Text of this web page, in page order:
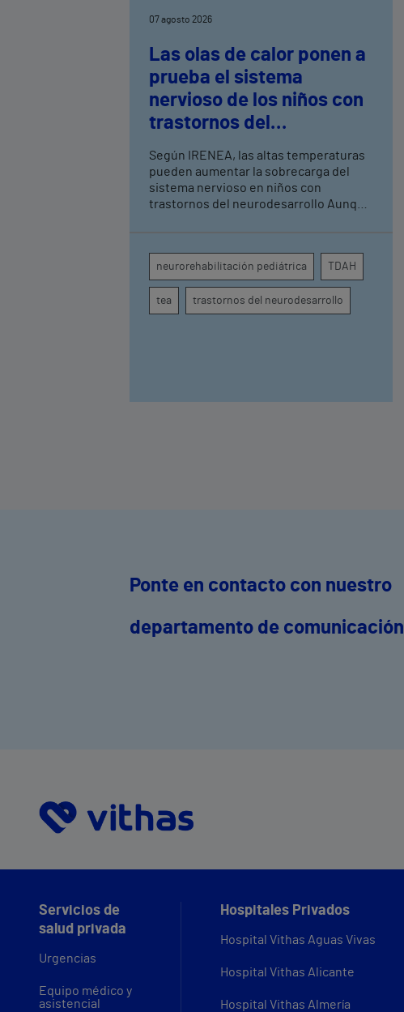
07 agosto 2026
Las olas de calor ponen a
prueba el sistema
nervioso de los niños con
trastornos del
neurodesarrollo, según
expertos en
neurorrehabilitación
pediátrica de Vithas
Según IRENEA, las altas temperaturas
pueden aumentar la sobrecarga del
sistema nervioso en niños con
trastornos del neurodesarrollo Aunque
permite comprender por qué el calor
puede influir en la atención, la
regulación emocional y la conducta
neurorehabilitación pediátrica TDAH
tea trastornos del neurodesarrollo
Ponte en contacto con nuestro
departamento de comunicación
Servicios de
salud privada
Urgencias
Equipo médico y
asistencial
Hospitales Privados
Hospital Vithas Aguas Vivas
Hospital Vithas Alicante
Hospital Vithas Almería